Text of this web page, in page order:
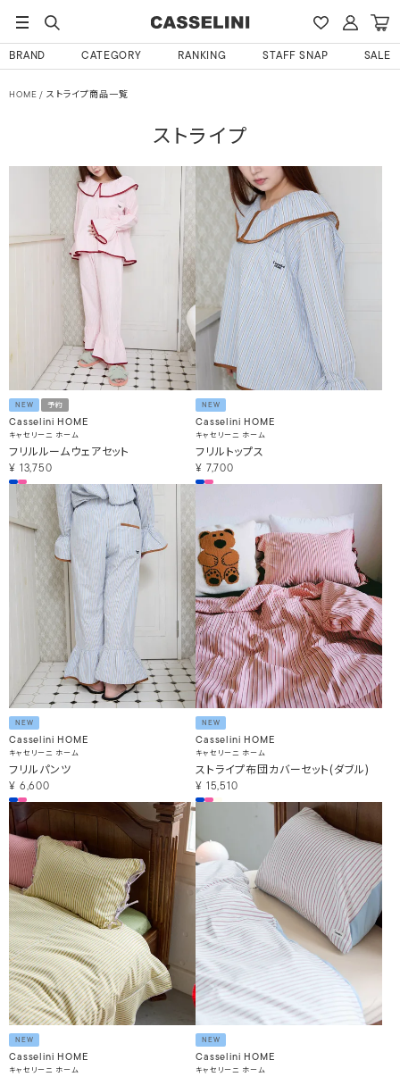
BRAND CATEGORY RANKING STAFF SNAP SALE
HOME ストライプ商品一覧
ストライプ
NEW 予約
Casselini HOME
キャセリーニ ホーム
フリルルームウェアセット
¥ 13,750
NEW
Casselini HOME
キャセリーニ ホーム
フリルトップス
¥ 7,700
NEW
Casselini HOME
キャセリーニ ホーム
フリルパンツ
¥ 6,600
NEW
Casselini HOME
キャセリーニ ホーム
ストライプ布団カバーセット(ダブル)
¥ 15,510
NEW
Casselini HOME
キャセリーニ ホーム
NEW
Casselini HOME
キャセリーニ ホーム